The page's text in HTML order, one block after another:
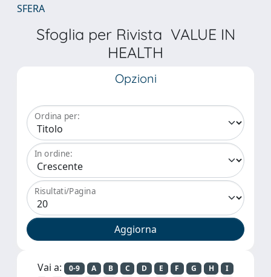
SFERA
Sfoglia per Rivista VALUE IN
HEALTH
Opzioni
Ordina per:
In ordine:
Risultati/Pagina
Vai a: 0-9 A B C D E F G H
I